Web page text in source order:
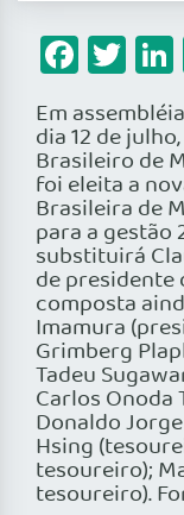
Em
dia 12 de
Brasileiro de
foi eleita a
Brasileira de
para a gestão
substituirá
de presidente
composta
Imamura
Grimberg
Tadeu
Carlos Onoda
Donaldo
Hsing
tesoureiro);
tesoureiro).